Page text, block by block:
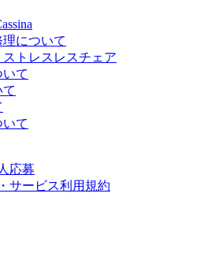
について
トレスレスチェア
て
て
応募
サービス利用規約